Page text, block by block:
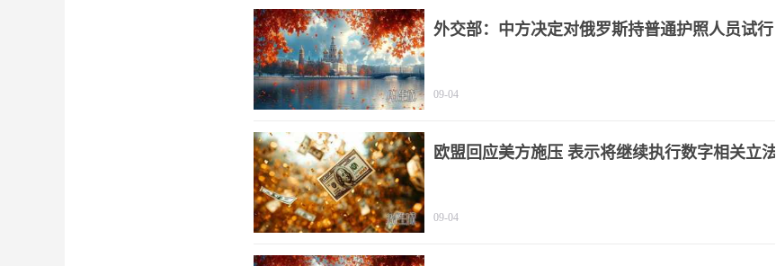
外交部：中方决定对俄罗斯持普通护照人员试行
09-04
欧盟回应美方施压 表示将继续执行数字相关立法
09-04